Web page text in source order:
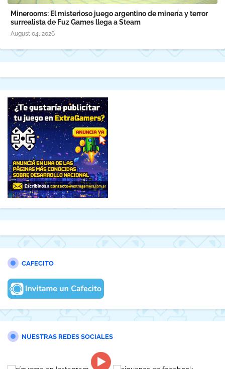
Minerooms: El misterioso juego argentino de minería y terror
surrealista de Fuz Games llega a Steam
August 04, 2026
CAFECITO
NUESTRAS REDES SOCIALES